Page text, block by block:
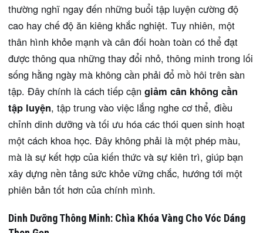
thường nghĩ ngay đến những buổi tập luyện cường độ
cao hay chế độ ăn kiêng khắc nghiệt. Tuy nhiên, một
thân hình khỏe mạnh và cân đối hoàn toàn có thể đạt
được thông qua những thay đổi nhỏ, thông minh trong lối
sống hằng ngày mà không cần phải đổ mồ hôi trên sàn
tập. Đây chính là cách tiếp cận giảm cân không cần
tập luyện, tập trung vào việc lắng nghe cơ thể, điều
chỉnh dinh dưỡng và tối ưu hóa các thói quen sinh hoạt
một cách khoa học. Đây không phải là một phép màu,
mà là sự kết hợp của kiến thức và sự kiên trì, giúp bạn
xây dựng nền tảng sức khỏe vững chắc, hướng tới một
phiên bản tốt hơn của chính mình.
Dinh Dưỡng Thông Minh: Chìa Khóa Vàng Cho Vóc Dáng